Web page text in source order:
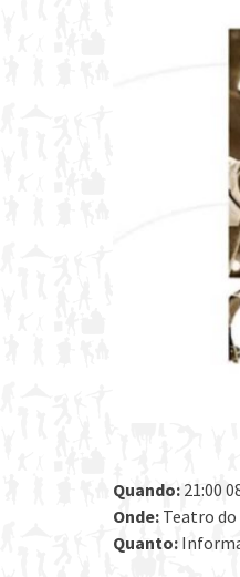
Quando: 21:00
Onde: Teatro do
Quanto: